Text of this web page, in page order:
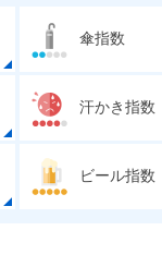
傘指数
汗かき指数
ビール指数